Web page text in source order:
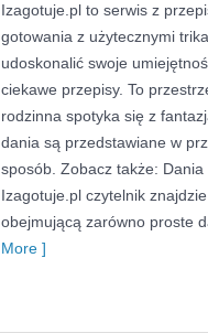
Izagotuje.pl to serwis z
gotowania z użytecznymi
udoskonalić swoje
ciekawe przepisy. To
rodzinna spotyka się z
dania są przedstawiane w
sposób. Zobacz także:
Izagotuje.pl czytelnik
obejmującą zarówno proste
More ]